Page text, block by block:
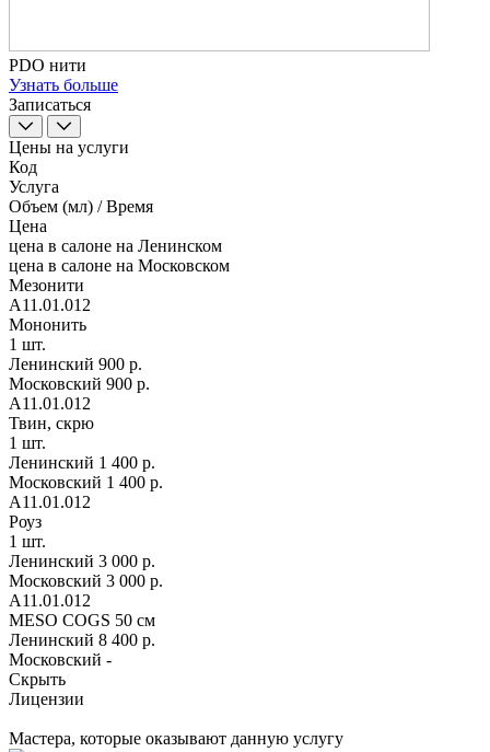
PDO нити
Узнать больше
Записаться
Цены на услуги
Код
Услуга
Объем (мл) / Время
Цена
цена в салоне на Ленинском
цена в салоне на Московском
Мезонити
A11.01.012
Мононить
1 шт.
Ленинский 900 р.
Московский 900 р.
A11.01.012
Твин, скрю
1 шт.
Ленинский 1 400 р.
Московский 1 400 р.
A11.01.012
Роуз
1 шт.
Ленинский 3 000 р.
Московский 3 000 р.
A11.01.012
MESO COGS 50 см
Ленинский 8 400 р.
Московский -
Скрыть
Лицензии
Мастера, которые оказывают данную услугу